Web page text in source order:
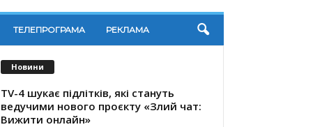
ТЕЛЕПРОГРАМА РЕКЛАМА
Новини
TV-4 шукає підлітків, які стануть
ведучими нового проєкту «Злий чат:
Вижити онлайн»